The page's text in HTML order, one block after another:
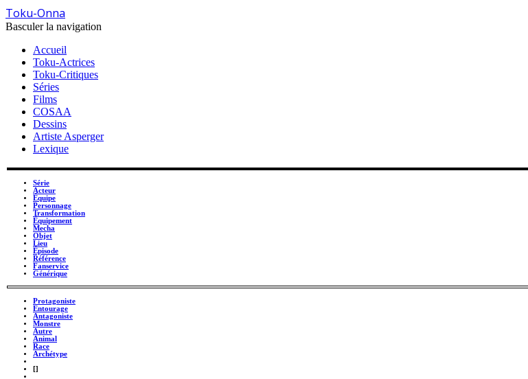
Toku-Onna
Basculer la navigation
Accueil
Toku-Actrices
Toku-Critiques
Séries
Films
COSAA
Dessins
Artiste Asperger
Lexique
Série
Acteur
Équipe
Personnage
Transformation
Équipement
Mecha
Objet
Lieu
Épisode
Référence
Fanservice
Générique
Protagoniste
Entourage
Antagoniste
Monstre
Autre
Animal
Race
Archétype
[]